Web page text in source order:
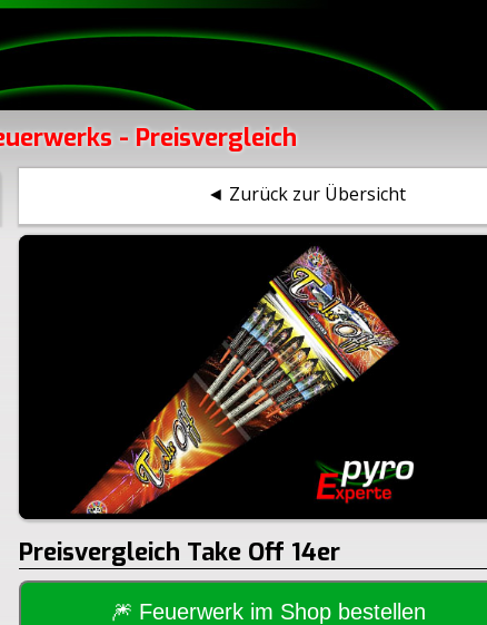
- Preisvergleich
◄ Zurück zur Übersicht
Preisvergleich Take Off 14er
🎆 Feuerwerk im Shop bestellen